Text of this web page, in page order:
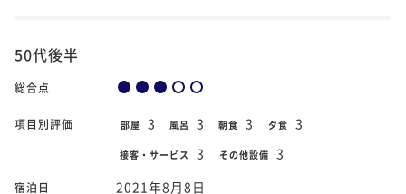
50代後半
総合点
項目別評価 部屋 3 風呂 3 朝食 3 夕食 3
接客・サービス 3 その他設備 3
宿泊日 2021年8月8日